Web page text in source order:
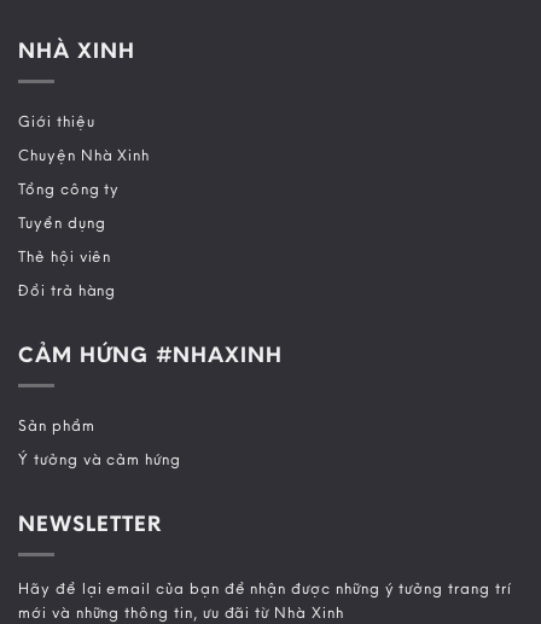
NHÀ XINH
Giới thiệu
Chuyện Nhà Xinh
Tổng công ty
Tuyển dụng
Thẻ hội viên
Đổi trả hàng
CẢM HỨNG #NHAXINH
Sản phẩm
Ý tưởng và cảm hứng
NEWSLETTER
Hãy để lại email của bạn để nhận được những ý tưởng trang trí
mới và những thông tin, ưu đãi từ Nhà Xinh